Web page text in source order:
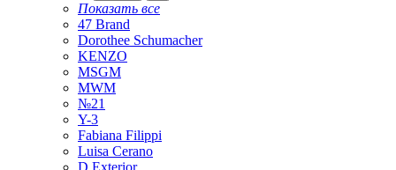
Показать все
47 Brand
Dorothee Schumacher
KENZO
MSGM
MWM
№21
Y-3
Fabiana Filippi
Luisa Cerano